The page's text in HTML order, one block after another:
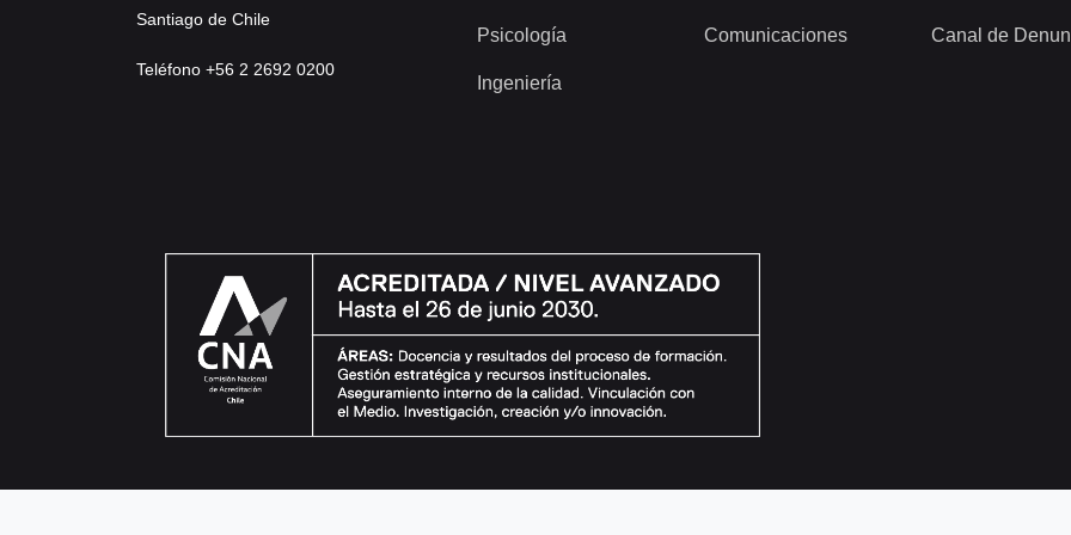
Santiago de Chile
Teléfono +56 2 2692 0200
Psicología
Ingeniería
Comunicaciones Canal de